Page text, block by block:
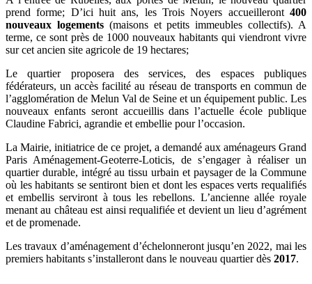
prend forme; D’ici huit ans, les Trois Noyers accueilleront 400
nouveaux logements(maisons et petits immeubles collectifs). A
terme, ce sont près de 1000 nouveaux habitants qui viendront vivre
sur cet ancien site agricole de 19 hectares;
Le quartier proposera des services, des espaces publiques
fédérateurs, un accès facilité au réseau de transports en commun de
l’agglomération de Melun Val de Seine et un équipement public. Les
nouveaux enfants seront accueillis dans l’actuelle école publique
Claudine Fabrici, agrandie et embellie pour l’occasion.
La Mairie, initiatrice de ce projet, a demandé aux aménageurs Grand
Paris Aménagement-Geoterre-Loticis, de s’engager à réaliser un
quartier durable, intégré au tissu urbain et paysager de la Commune
où les habitants se sentiront bien et dont les espaces verts requalifiés
et embellis serviront à tous les rebellons. L’ancienne allée royale
menant au château est ainsi requalifiée et devient un lieu d’agrément
et de promenade.
Les travaux d’aménagement d’échelonneront jusqu’en 2022, mai les
premiers habitants s’installeront dans le nouveau quartier dès 2017.